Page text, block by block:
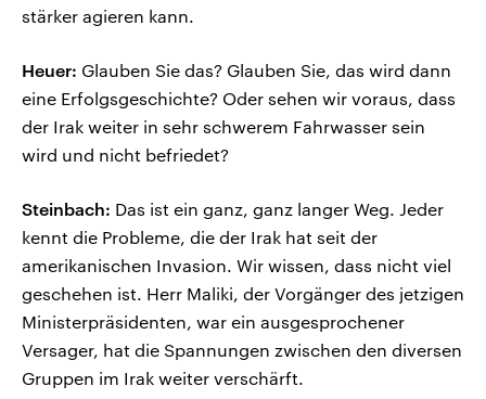
stärker agieren kann.
Heuer: Glauben Sie das? Glauben Sie, das wird dann
eine Erfolgsgeschichte? Oder sehen wir voraus, dass
der Irak weiter in sehr schwerem Fahrwasser sein
wird und nicht befriedet?
Steinbach: Das ist ein ganz, ganz langer Weg. Jeder
kennt die Probleme, die der Irak hat seit der
amerikanischen Invasion. Wir wissen, dass nicht viel
geschehen ist. Herr Maliki, der Vorgänger des jetzigen
Ministerpräsidenten, war ein ausgesprochener
Versager, hat die Spannungen zwischen den diversen
Gruppen im Irak weiter verschärft.